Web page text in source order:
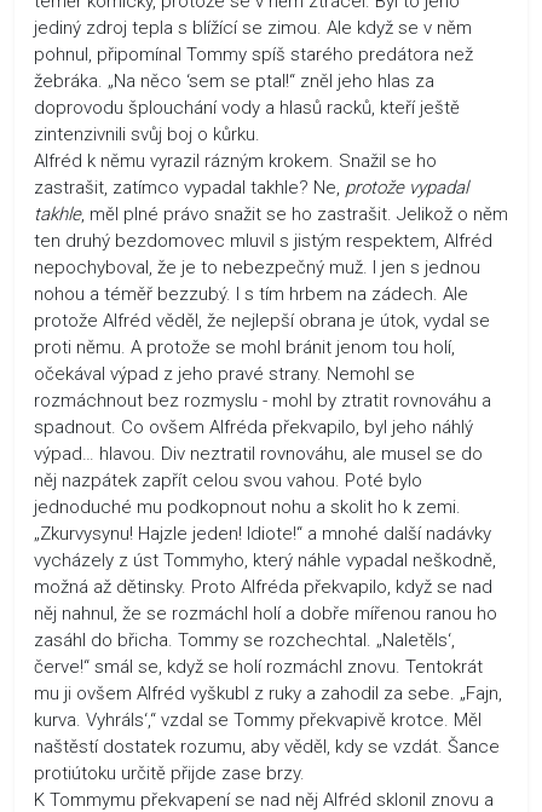
jediný zdroj tepla s blížící se zimou. Ale když se v něm
pohnul, připomínal Tommy spíš starého predátora než
žebráka. „Na něco ‘sem se ptal!“ zněl jeho hlas za
doprovodu šplouchání vody a hlasů racků, kteří ještě
zintenzivnili svůj boj o kůrku.
Alfréd k němu vyrazil rázným krokem. Snažil se ho
zastrašit, zatímco vypadal takhle? Ne, protože vypadal
takhle, měl plné právo snažit se ho zastrašit. Jelikož o něm
ten druhý bezdomovec mluvil s jistým respektem, Alfréd
nepochyboval, že je to nebezpečný muž. I jen s jednou
nohou a téměř bezzubý. I s tím hrbem na zádech. Ale
protože Alfréd věděl, že nejlepší obrana je útok, vydal se
proti němu. A protože se mohl bránit jenom tou holí,
očekával výpad z jeho pravé strany. Nemohl se
rozmáchnout bez rozmyslu - mohl by ztratit rovnováhu a
spadnout. Co ovšem Alfréda překvapilo, byl jeho náhlý
výpad… hlavou. Div neztratil rovnováhu, ale musel se do
něj nazpátek zapřít celou svou vahou. Poté bylo
jednoduché mu podkopnout nohu a skolit ho k zemi.
„Zkurvysynu! Hajzle jeden! Idiote!“ a mnohé další nadávky
vycházely z úst Tommyho, který náhle vypadal neškodně,
možná až dětinsky. Proto Alfréda překvapilo, když se nad
něj nahnul, že se rozmáchl holí a dobře mířenou ranou ho
zasáhl do břicha. Tommy se rozchechtal. „Naletěls‘,
červe!“ smál se, když se holí rozmáchl znovu. Tentokrát
mu ji ovšem Alfréd vyškubl z ruky a zahodil za sebe. „Fajn,
kurva. Vyhráls‘,“ vzdal se Tommy překvapivě krotce. Měl
naštěstí dostatek rozumu, aby věděl, kdy se vzdát. Šance
protiútoku určitě přijde zase brzy.
K Tommymu překvapení se nad něj Alfréd sklonil znovu a